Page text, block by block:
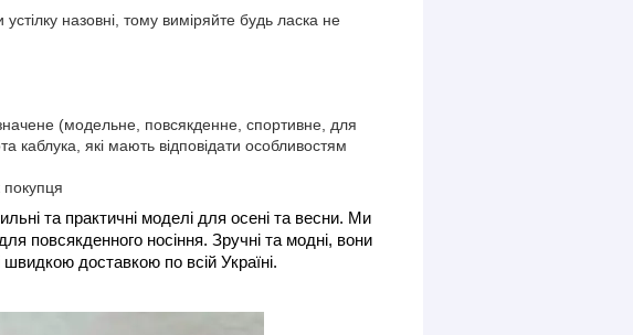
назовні, тому виміряйте будь ласка не
(модельне, повсякденне, спортивне, для
які мають відповідати особливостям
та практичні моделі для осені та весни. Ми
повсякденного носіння. Зручні та модні, вони
доставкою по всій Україні.